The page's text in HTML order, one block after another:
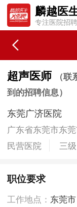
麟越医
专注医院招
超声医师
（
到的招聘信息）
东莞广济医院
广东省东莞市东
民营医院
三级
职位要求
工作地点： 东莞市